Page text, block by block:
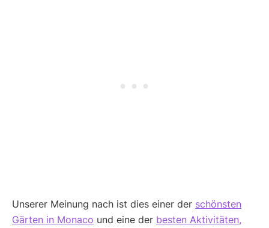
Unserer Meinung nach ist dies einer der schönsten
Gärten in Monaco und eine der besten Aktivitäten,